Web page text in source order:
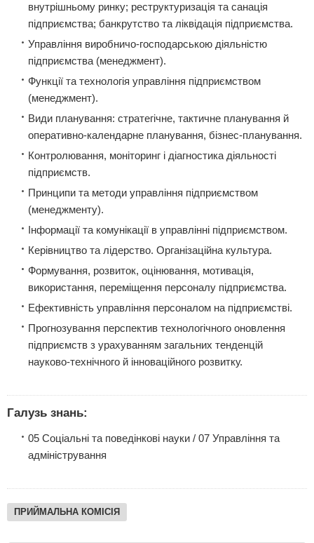
внутрішньому ринку; реструктуризація та санація
підприємства; банкрутство та ліквідація підприємства.
Управління виробничо-господарською діяльністю
підприємства (менеджмент).
Функції та технологія управління підприємством
(менеджмент).
Види планування: стратегічне, тактичне планування й
оперативно-календарне планування, бізнес-планування.
Контролювання, моніторинг і діагностика діяльності
підприємств.
Принципи та методи управління підприємством
(менеджменту).
Інформації та комунікації в управлінні підприємством.
Керівництво та лідерство. Організаційна культура.
Формування, розвиток, оцінювання, мотивація,
використання, переміщення персоналу підприємства.
Ефективність управління персоналом на підприємстві.
Прогнозування перспектив технологічного оновлення
підприємств з урахуванням загальних тенденцій
науково-технічного й інноваційного розвитку.
Галузь знань:
05 Соціальні та поведінкові науки / 07 Управління та
адміністрування
ПРИЙМАЛЬНА КОМІСІЯ